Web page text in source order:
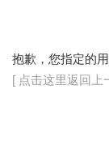
抱歉，您指定的
[ 点击这里返回上